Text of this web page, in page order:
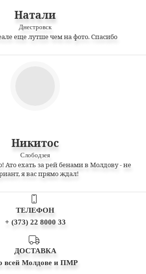
Натали
Днестровск
еще лутше чем на фото. Спасибо
Никитос
Слободзея
ехать за рей бенами в Молдову - не
я вас прямо ждал!
ТЕЛЕФОН
+ (373) 22 8000 33
ДОСТАВКА
всей Молдове и ПМР